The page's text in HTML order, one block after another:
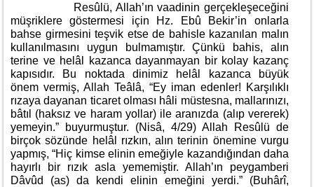
Resûlü, Allah’ın vaadinin gerçekleşeceğini
müşriklere göstermesi için Hz. Ebû Bekir’in onlarla
bahse girmesini teşvik etse de bahisle kazanılan malın
kullanılmasını uygun bulmamıştır. Çünkü bahis, alın
terine ve helâl kazanca dayanmayan bir kolay kazanç
kapısıdır. Bu noktada dinimiz helâl kazanca büyük
önem vermiş, Allah Teâlâ, “Ey iman edenler! Karşılıklı
rızaya dayanan ticaret olması hâli müstesna, mallarınızı,
bâtıl (haksız ve haram yollar) ile aranızda (alıp vererek)
yemeyin.” buyurmuştur. (Nisâ, 4/29) Allah Resûlü de
birçok sözünde helâl rızkın, alın terinin önemine vurgu
yapmış, “Hiç kimse elinin emeğiyle kazandığından daha
hayırlı bir rızık asla yememiştir. Allah’ın peygamberi
Dâvûd (as) da kendi elinin emeğini yerdi.” (Buhârî,